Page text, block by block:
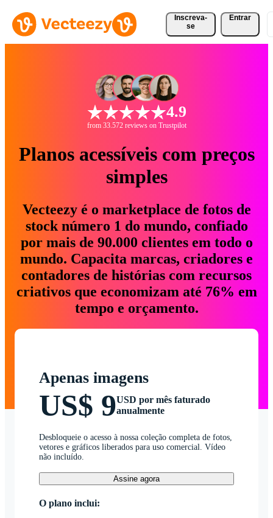
Inscreva-
se
Entrar
4.9
from 33.572 reviews on Trustpilot
Planos acessíveis com preços
simples
Vecteezy é o marketplace de fotos de
stock número 1 do mundo, confiado
por mais de 90.000 clientes em todo o
mundo. Capacita marcas, criadores e
contadores de histórias com recursos
criativos que economizam até 76% em
tempo e orçamento.
Apenas imagens
US$ 9USD por mês faturado
anualmente
Desbloqueie o acesso à nossa coleção completa de fotos,
vetores e gráficos liberados para uso comercial. Vídeo
não incluído.
Assine agora
O plano inclui: